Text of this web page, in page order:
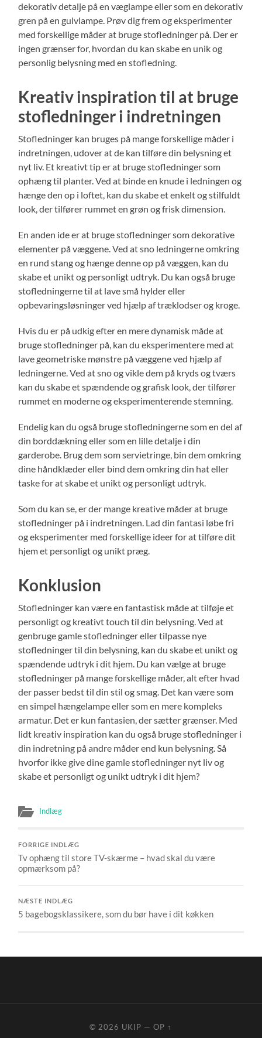
dekorativ detalje på en væglampe eller som en dekorativ
gren på en gulvlampe. Prøv dig frem og eksperimenter
med forskellige måder at bruge stofledninger på. Der er
ingen grænser for, hvordan du kan skabe en unik og
personlig belysning med en stofledning.
Kreativ inspiration til at bruge
stofledninger i indretningen
Stofledninger kan bruges på mange forskellige måder i
indretningen, udover at de kan tilføre din belysning et
nyt liv. Et kreativt tip er at bruge stofledninger som
ophæng til planter. Ved at binde en knude i ledningen og
hænge den op i loftet, kan du skabe et enkelt og stilfuldt
look, der tilfører rummet en grøn og frisk dimension.
En anden ide er at bruge stofledninger som dekorative
elementer på væggene. Ved at sno ledningerne omkring
en rund stang og hænge denne op på væggen, kan du
skabe et unikt og personligt udtryk. Du kan også bruge
stofledningerne til at lave små hylder eller
opbevaringsløsninger ved hjælp af træklodser og kroge.
Hvis du er på udkig efter en mere dynamisk måde at
bruge stofledninger på, kan du eksperimentere med at
lave geometriske mønstre på væggene ved hjælp af
ledningerne. Ved at sno og vikle dem på kryds og tværs
kan du skabe et spændende og grafisk look, der tilfører
rummet en moderne og eksperimenterende stemning.
Endelig kan du også bruge stofledningerne som en del af
din borddækning eller som en lille detalje i din
garderobe. Brug dem som servietringe, bin dem omkring
dine håndklæder eller bind dem omkring din hat eller
taske for at skabe et unikt og personligt udtryk.
Som du kan se, er der mange kreative måder at bruge
stofledninger på i indretningen. Lad din fantasi løbe fri
og eksperimenter med forskellige ideer for at tilføre dit
hjem et personligt og unikt præg.
Konklusion
Stofledninger kan være en fantastisk måde at tilføje et
personligt og kreativt touch til din belysning. Ved at
genbruge gamle stofledninger eller tilpasse nye
stofledninger til din belysning, kan du skabe et unikt og
spændende udtryk i dit hjem. Du kan vælge at bruge
stofledninger på mange forskellige måder, alt efter hvad
der passer bedst til din stil og smag. Det kan være som
en simpel hængelampe eller som en mere kompleks
armatur. Det er kun fantasien, der sætter grænser. Med
lidt kreativ inspiration kan du også bruge stofledninger i
din indretning på andre måder end kun belysning. Så
hvorfor ikke give dine gamle stofledninger nyt liv og
skabe et personligt og unikt udtryk i dit hjem?
Indlæg
FORRIGE INDLÆG
Tv ophæng til store TV-skærme – hvad skal du være
opmærksom på?
NÆSTE INDLÆG
5 bagebogsklassikere, som du bør have i dit køkken
© 2026 UKIP —OP ↑